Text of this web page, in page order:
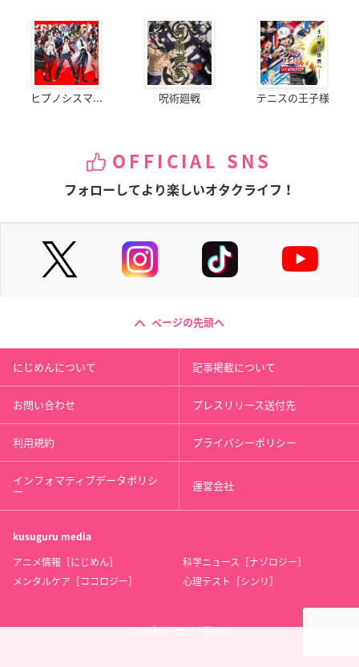
ヒプノシスマ... 呪術廻戦 テニスの王子様
OFFICIAL SNS
フォローしてより楽しいオタクライフ！
ページの先頭へ
にじめんについて 記事掲載について
お問い合わせ プレスリリース送付先
利用規約 プライバシーポリシー
インフォマティブデータポリシ
ー 運営会社
kusuguru media
アニメ情報［にじめん］
科学ニュース［ナゾロジー］
メンタルケア［ココロジー］
心理テスト［シンリ］
Copyright 2013 nijimen.